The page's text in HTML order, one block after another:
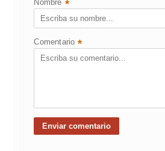
Nombre *
Comentario *